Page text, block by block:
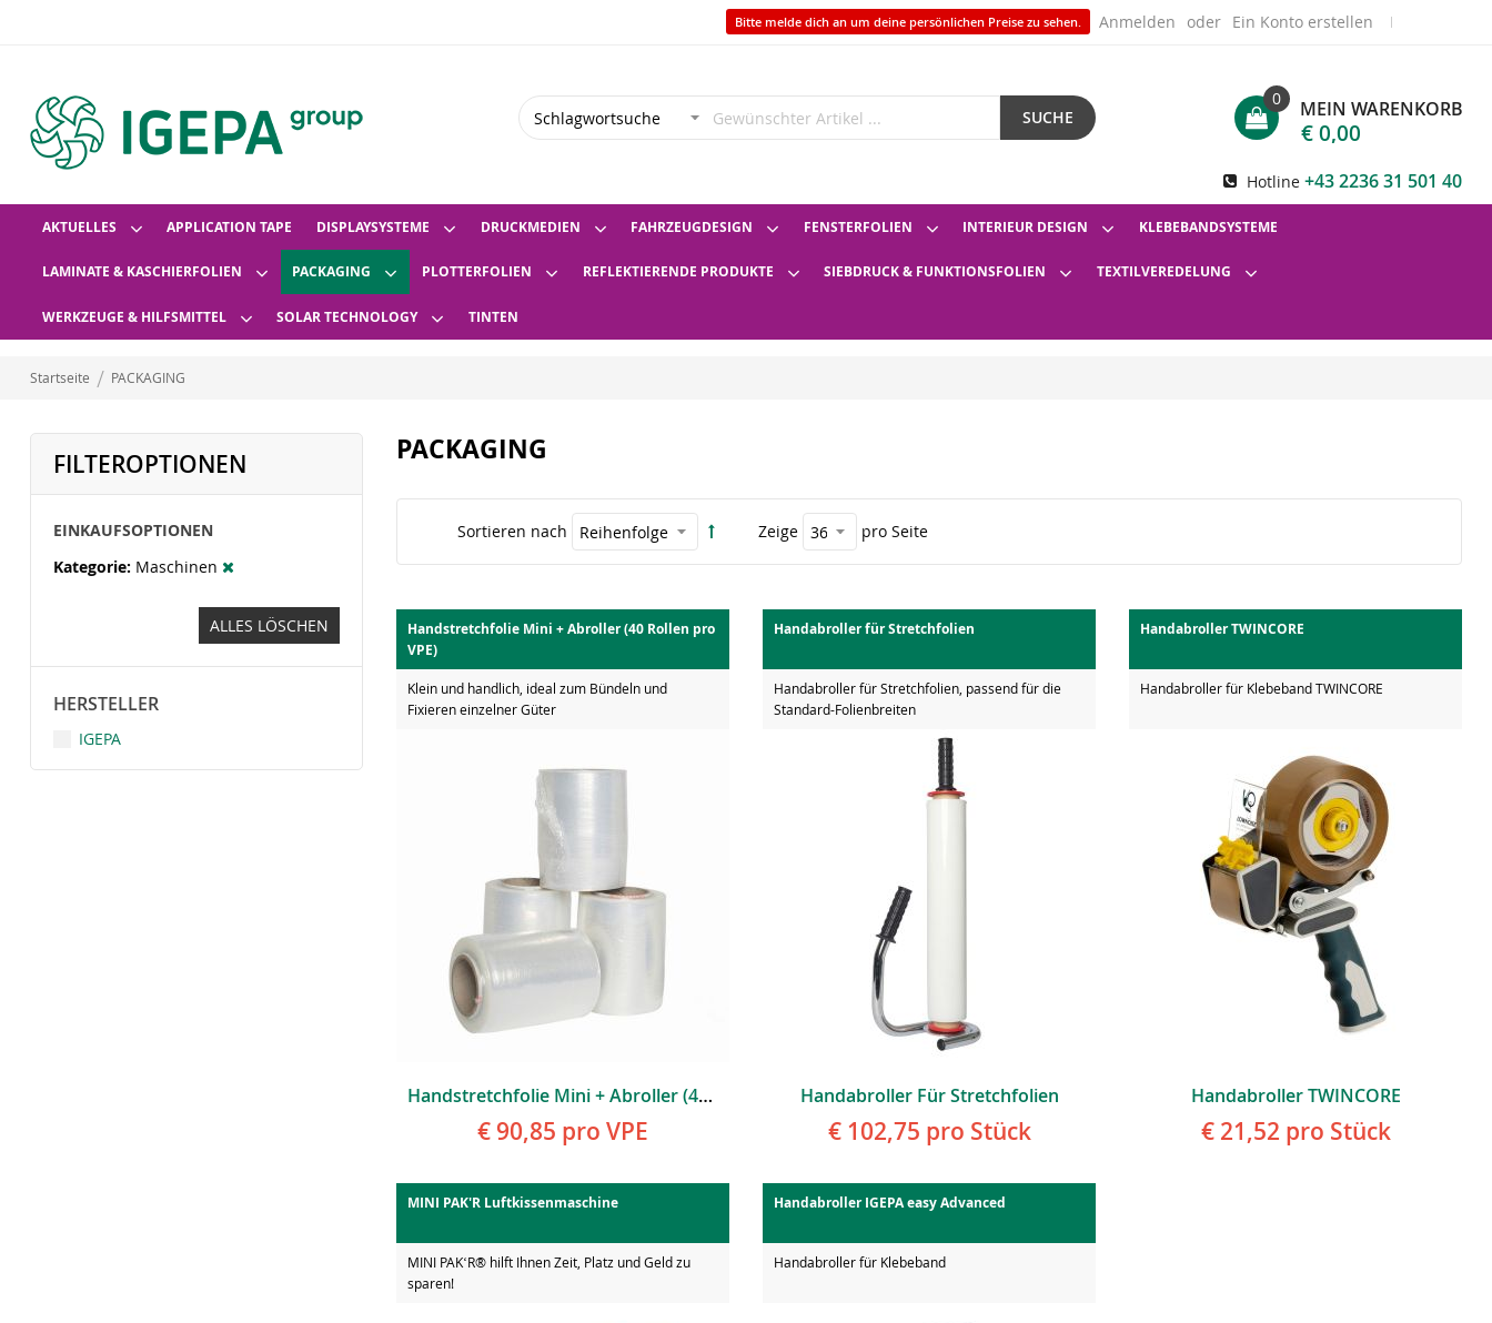
Bitte melde dich an um deine persönlichen Preise zu sehen. Anmelden Ein Konto erstellen
SUCHE MEIN WARENKORB
0
€ 0,00
Hotline +43 2236 31 501 40
AKTUELLES APPLICATION TAPE DISPLAYSYSTEME DRUCKMEDIEN FAHRZEUGDESIGN FENSTERFOLIEN INTERIEUR DESIGN KLEBEBANDSYSTEME
LAMINATE & KASCHIERFOLIEN PACKAGING PLOTTERFOLIEN REFLEKTIERENDE PRODUKTE SIEBDRUCK & FUNKTIONSFOLIEN TEXTILVEREDELUNG
WERKZEUGE & HILFSMITTEL SOLAR TECHNOLOGY TINTEN
Startseite PACKAGING
PACKAGING
Sortieren nach Zeige pro Seite
Handstretchfolie Mini + Abroller (40 Rollen pro
VPE)
Klein und handlich, ideal zum Bündeln und
Fixieren einzelner Güter
Handstretchfolie Mini + Abroller (40 Rollen Pro VPE)
€ 90,85 pro VPE
Handabroller für Stretchfolien
Handabroller für Stretchfolien, passend für die
Standard-Folienbreiten
Handabroller Für Stretchfolien
€ 102,75 pro Stück
Handabroller TWINCORE
Handabroller für Klebeband TWINCORE
Handabroller TWINCORE
€ 21,52 pro Stück
MINI PAK'R Luftkissenmaschine
MINI PAKʻR® hilft Ihnen Zeit, Platz und Geld zu
sparen!
Handabroller IGEPA easy Advanced
Handabroller für Klebeband
FILTEROPTIONEN
EINKAUFSOPTIONEN
Kategorie Maschinen
ALLES LÖSCHEN
HERSTELLER
IGEPA